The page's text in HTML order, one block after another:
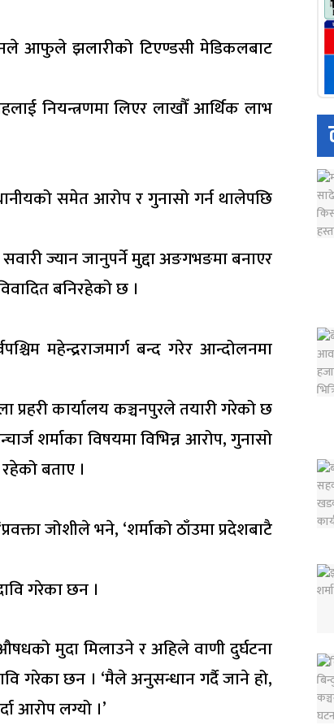
आफुले झलारीको टिएण्डसी मेडिकलबाट
नियन्त्रणमा लिएर लाखौँ आर्थिक लाभ
समेत आरोप र गुनासो गर्न थालेपछि
ज्यान जानुपर्ने मुद्दा अङगभङमा बनाएर
बनिरहेको छ ।
महेन्द्रराजमार्ग बन्द गरेर आन्दोलनमा
प्रहरी कार्यालय कञ्चनपुरले तयारी गरेको छ
शर्माका विषयमा विभिन्न आरोप, गुनासो
बताए ।
जोशीले भने, ‘शर्माको ठाँउमा प्रदेशबाटै
गरेका छन ।
मुदा मिलाउने र अहिले वाणी दुर्घटना
गरेका छन । ‘मैले अनुसन्धान गर्दै जाने हो,
आरोप लग्यो ।’